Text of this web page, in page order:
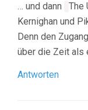
… und dann
The
Kernighan und
Denn den
über die Zeit als
Antworten